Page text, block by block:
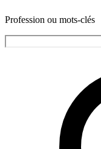
Profession ou mots-clés